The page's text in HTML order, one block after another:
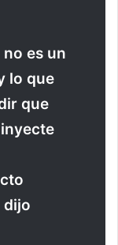
es un
lo que
que
dijo